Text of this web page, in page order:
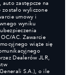
auto zastępcze na
zostało wyliczone
umowy i
wyniku
AC. Zawarcie
wiąże się
Dealerów JLR,
S.A.), o ile